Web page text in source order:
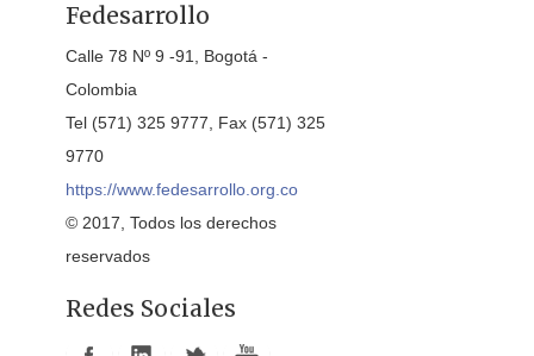
Fedesarrollo
Calle 78 Nº 9 -91, Bogotá -
Colombia
Tel (571) 325 9777, Fax (571) 325
9770
https://www.fedesarrollo.org.co
© 2017, Todos los derechos
reservados
Redes Sociales